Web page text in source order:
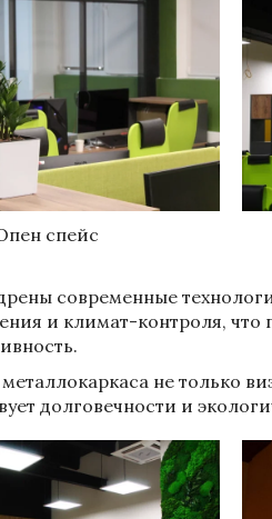
спейс
современные
и климат-контроля,
не только
долговечности и